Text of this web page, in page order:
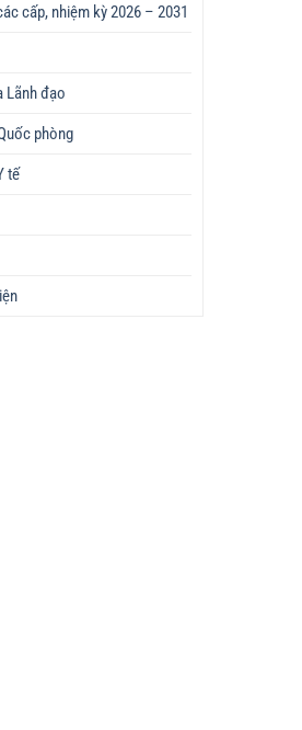
cấp, nhiệm kỳ 2026 – 2031
Lãnh đạo
phòng
tế